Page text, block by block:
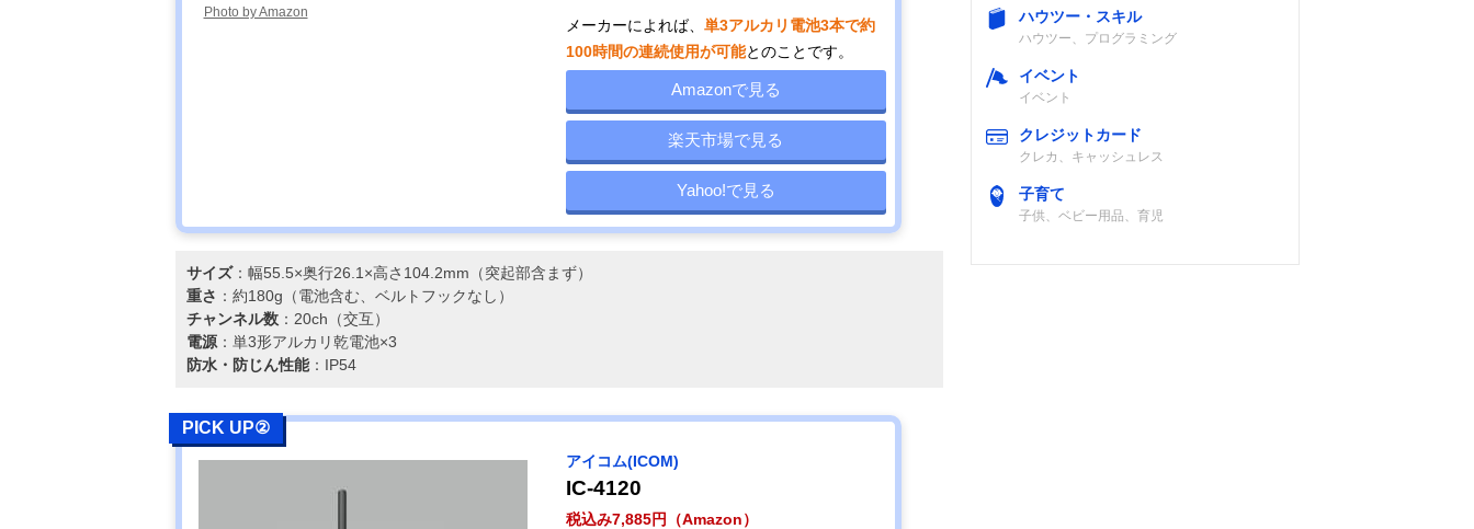
切り替えが可能
95.8mm（突起
部含まず）
池、アンテナ含
む）
ル82ch＋上空
電池
幅50×奥行27×
高さ93mm（突
起部含まず）
約148g（付属
バッテリーパッ
ク装着時）
97ch（デジタ
リチウムイオン
電池
Photo by Amazon
メーカーによれば、 単3アルカリ電池3本で約
100時間の連続使用が可能とのことです。
Amazonで見る
楽天市場で見る
Yahoo!で見る
サイズ：幅55.5×奥行26.1×高さ104.2mm（突起部含まず）
重さ ：約180g（電池含む、ベルトフックなし）
チャンネル数：20ch（交互）
電源：単3形アルカリ乾電池×3
防水・防じん性能：IP54
PICK UP②
アイコム(ICOM)
IC-4120
税込み7,885円（Amazon）
ハウツー・スキル
ハウツー、プログラミング
イベント
イベント
クレジットカード
クレカ、キャッシュレス
子育て
子供、ベビー用品、育児